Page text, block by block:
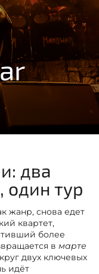
два
один тур
жанр, снова едет
квартет,
более
в марте
двух ключевых
идёт